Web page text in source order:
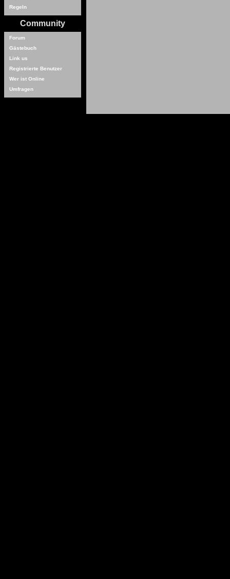
Regeln
Community
Forum
Gästebuch
Link us
Registrierte Benutzer
Wer ist Online
Umfragen